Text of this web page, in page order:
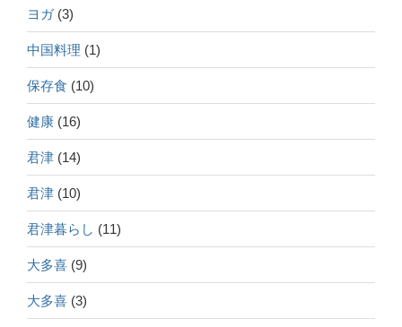
ヨガ (3)
中国料理 (1)
保存食 (10)
健康 (16)
君津 (14)
君津 (10)
君津暮らし (11)
大多喜 (9)
大多喜 (3)